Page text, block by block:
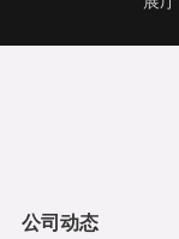
公司动态